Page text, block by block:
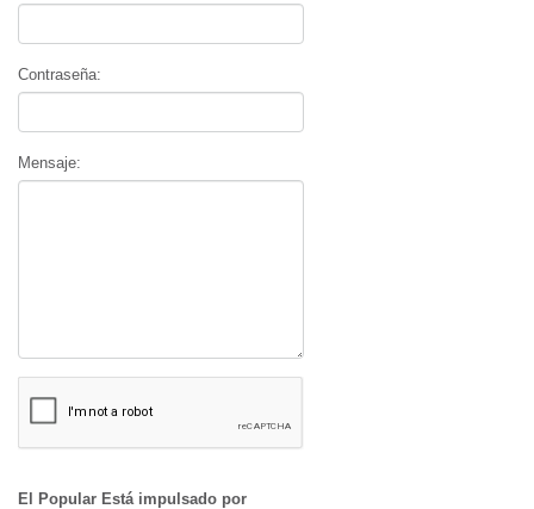
Contraseña:
Mensaje:
El Popular Está impulsado por